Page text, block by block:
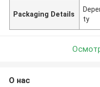
Packaging Details
ty
О нас